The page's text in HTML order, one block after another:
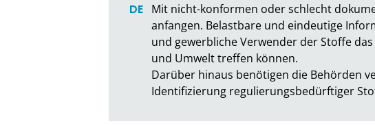
Mit nicht-konformen oder schlecht
anfangen. Belastbare und eindeutige
und gewerbliche Verwender der Stoffe
und Umwelt treffen können.
Darüber hinaus benötigen die Behörden
Identifizierung regulierungsbedürftiger